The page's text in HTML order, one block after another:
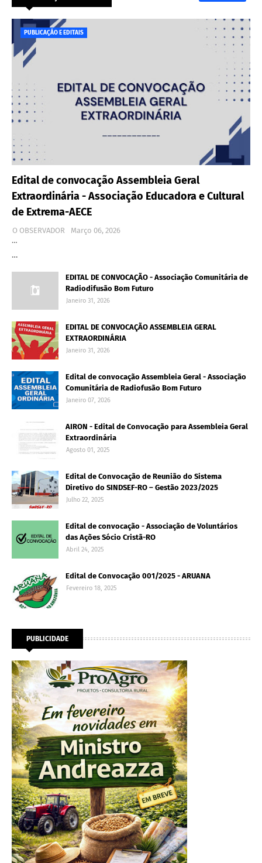
PUBLICAÇÃO E EDITAIS
Edital de convocação Assembleia Geral
Extraordinária - Associação Educadora e Cultural
de Extrema-AECE
O OBSERVADOR
Março 06, 2026
…
…
EDITAL DE CONVOCAÇÃO - Associação Comunitária de
Radiodifusão Bom Futuro
Janeiro 31, 2026
EDITAL DE CONVOCAÇÃO ASSEMBLEIA GERAL
EXTRAORDINÁRIA
Janeiro 31, 2026
Edital de convocação Assembleia Geral - Associação
Comunitária de Radiofusão Bom Futuro
Janeiro 07, 2026
AIRON - Edital de Convocação para Assembleia Geral
Extraordinária
Agosto 01, 2025
Edital de Convocação de Reunião do Sistema
Diretivo do SINDSEF-RO – Gestão 2023/2025
Julho 22, 2025
Edital de convocação - Associação de Voluntários
das Ações Sócio Cristã-RO
Abril 24, 2025
Edital de Convocação 001/2025 - ARUANA
Fevereiro 18, 2025
PUBLICIDADE